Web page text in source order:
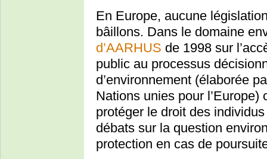
En Europe, aucune
bâillons. Dans le domaine
d’AARHUS de 1998 sur
public au processus
d’environnement (élaborée
Nations unies pour
protéger le droit des
débats sur la question
protection en cas de